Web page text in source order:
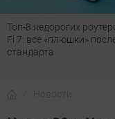
Топ-8 недорогих
Fi 7: все «плюшки»
стандарта
Новости